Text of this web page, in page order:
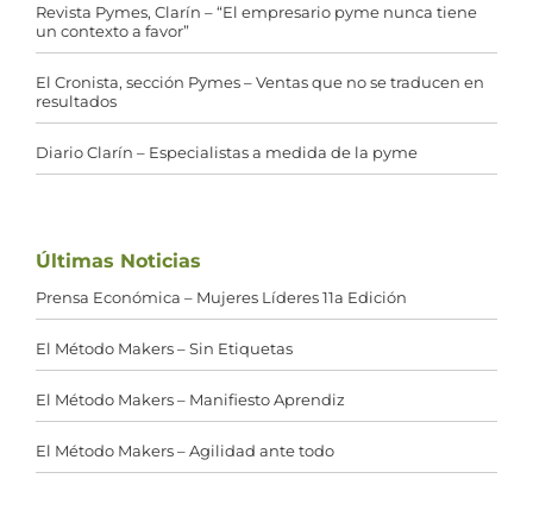
Revista Pymes, Clarín – “El empresario pyme nunca tiene
un contexto a favor”
El Cronista, sección Pymes – Ventas que no se traducen en
resultados
Diario Clarín – Especialistas a medida de la pyme
Últimas Noticias
Prensa Económica – Mujeres Líderes 11a Edición
El Método Makers – Sin Etiquetas
El Método Makers – Manifiesto Aprendiz
El Método Makers – Agilidad ante todo